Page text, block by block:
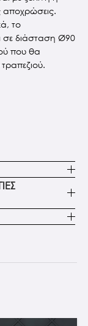
αποχρώσεις.
το
σε διάσταση Ø90
που θα